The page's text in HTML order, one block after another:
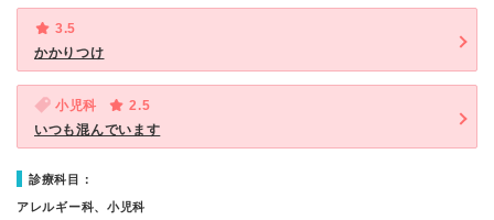
3.5
かかりつけ
小児科
2.5
いつも混んでいます
診療科目：
アレルギー科、小児科